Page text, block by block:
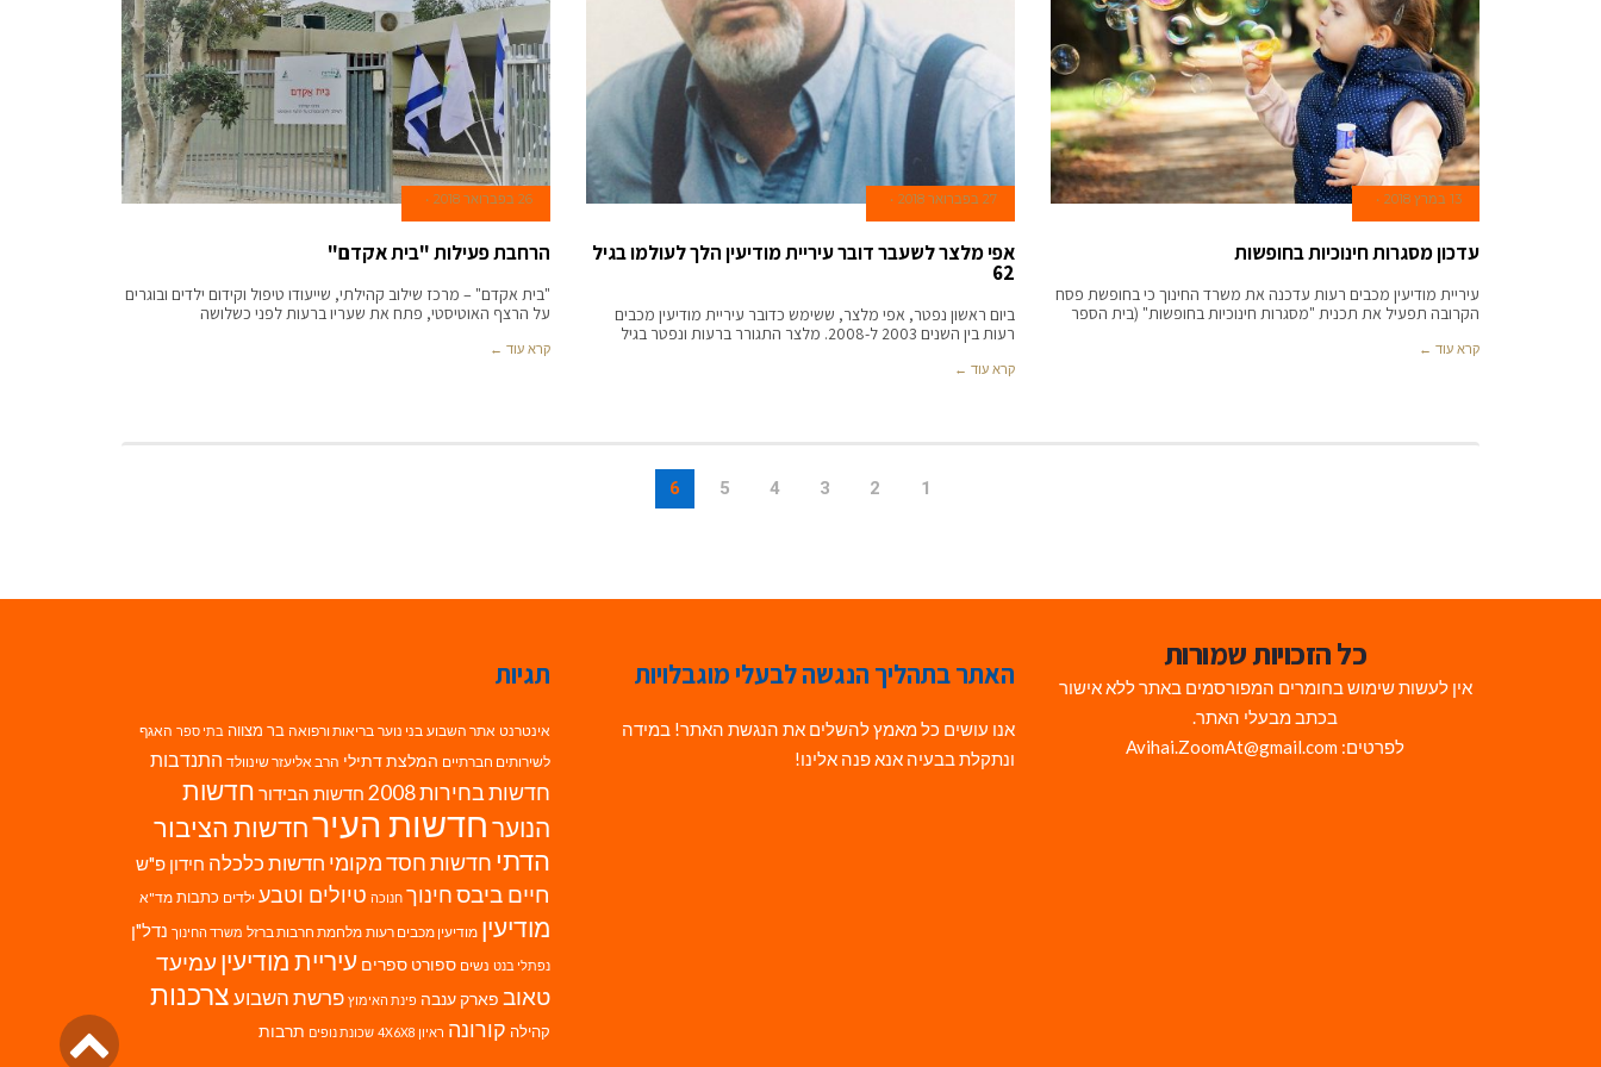
13 במרץ 2018
עדכון מסגרות חינוכיות בחופשות
עיריית מודיעין מכבים רעות עדכנה את משרד החינוך כי בחופשת פסח
הקרובה תפעיל את תכנית "מסגרות חינוכיות בחופשות" (בית הספר
קרא עוד ←
27 בפברואר 2018
אפי מלצר לשעבר דובר עיריית מודיעין הלך לעולמו בגיל
62
ביום ראשון נפטר, אפי מלצר, ששימש כדובר עיריית מודיעין מכבים
רעות בין השנים 2003 ל-2008. מלצר התגורר ברעות ונפטר בגיל
קרא עוד ←
26 בפברואר 2018
הרחבת פעילות "בית אקדם"
"בית אקדם" – מרכז שילוב קהילתי, שייעודו טיפול וקידום ילדים ובוגרים
על הרצף האוטיסטי, פתח את שעריו ברעות לפני כשלושה
קרא עוד ←
1
2
3
4
5
6
כל הזכויות שמורות
אין לעשות שימוש בחומרים המפורסמים באתר ללא אישור
בכתב מבעלי האתר.
לפרטים: Avihai.ZoomAt@gmail.com
האתר בתהליך הנגשה לבעלי מוגבלויות
אנו עושים כל מאמץ להשלים את הנגשת האתר! במידה
ונתקלת בבעיה אנא פנה אלינו!
תגיות
אינטרנט אתר השבוע בני נוער בריאות ורפואה בר מצווה בתי ספר האגף
לשירותים חברתיים המלצת דתילי הרב אליעזר שינוולד התנדבות
חדשות בחירות 2008 חדשות הבידור חדשות
הנוערחדשות העירחדשות הציבור
הדתי חדשות חסד מקומי חדשות כלכלה חידון פ"ש
חיים ביבסחינוך חנוכה טיולים וטבע ילדים כתבות מד"א
מודיעין מודיעין מכבים רעות מלחמת חרבות ברזל משרד החינוך נדל"ן
נפתלי בנט נשים ספורט ספרים עיריית מודיעין עמיעד
טאוב פארק ענבה פינת האימוץ פרשת השבועצרכנות
קהילה קורונה ראיון 4X6X8 שכונת נופים תרבות